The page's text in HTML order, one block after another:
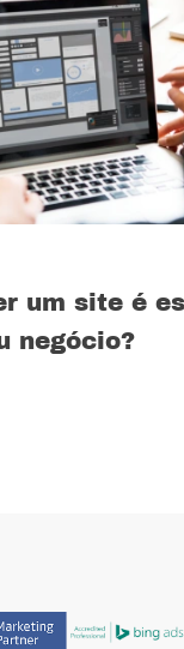
um site é
negócio?